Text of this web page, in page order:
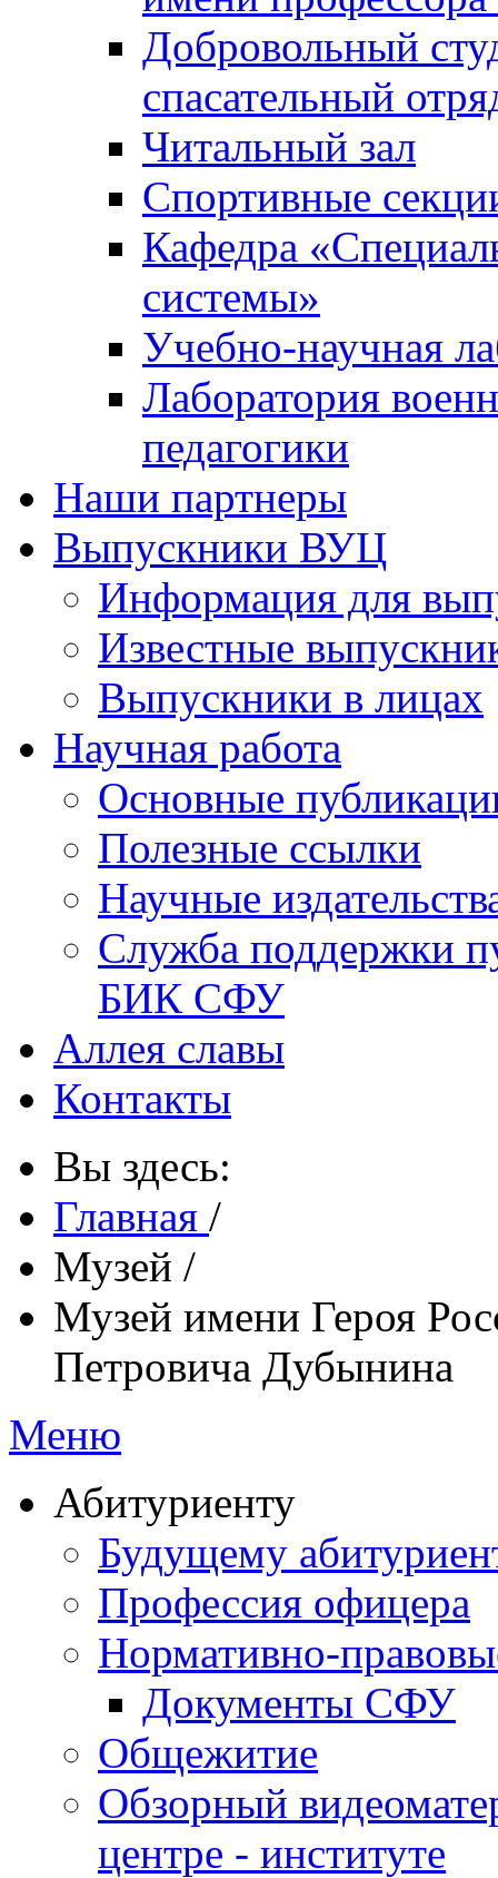
Добровольный
спасательный
Читальный зал
Спортивные
Кафедра
системы»
Учебно-научная
Лаборатория
педагогики
Наши партнеры
Выпускники ВУЦ
Информация для
Известные
Выпускники в лицах
Научная работа
Основные
Полезные ссылки
Научные
Служба поддержки
БИК СФУ
Аллея славы
Контакты
Вы здесь:
Главная /
Музей /
Музей имени Героя
Петровича Дубынина
Меню
Абитуриенту
Будущему
Профессия офицера
Нормативно-
Документы СФУ
Общежитие
Обзорный
центре - институте